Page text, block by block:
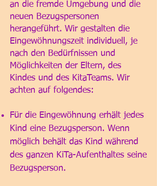
an die fremde Umgebung und die
neuen Bezugspersonen
herangeführt. Wir gestalten die
Eingewöhnungszeit individuell, je
nach den Bedürfnissen und
Möglichkeiten der Eltern, des
Kindes und des KitaTeams. Wir
achten auf folgendes:
Für die Eingewöhnung erhält jedes
Kind eine Bezugsperson. Wenn
möglich behält das Kind während
des ganzen KiTa-Aufenthaltes seine
Bezugsperson.